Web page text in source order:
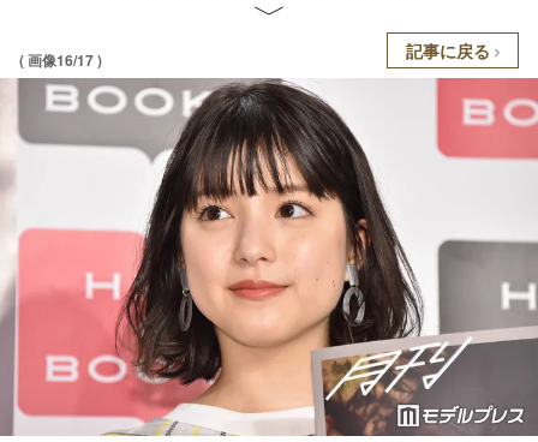
( 画像16/17 ) 記事に戻る